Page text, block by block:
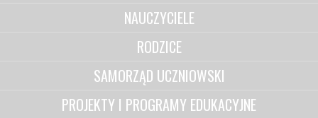
NAUCZYCIELE
RODZICE
SAMORZĄD UCZNIOWSKI
PROJEKTY I PROGRAMY EDUKACYJNE